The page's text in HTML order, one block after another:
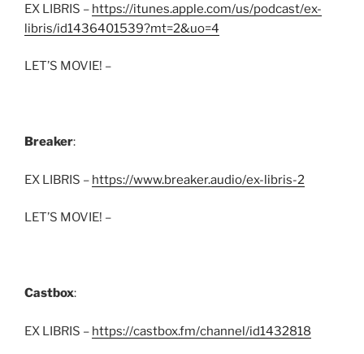
EX LIBRIS – https://itunes.apple.com/us/podcast/ex-
libris/id1436401539?mt=2&uo=4
LET’S MOVIE! –
Breaker:
EX LIBRIS – https://www.breaker.audio/ex-libris-2
LET’S MOVIE! –
Castbox:
EX LIBRIS – https://castbox.fm/channel/id1432818